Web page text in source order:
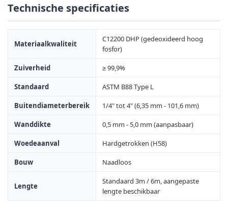
Technische specificaties
Materiaalkwaliteit
C12200 DHP (gedeoxideerd hoog
fosfor)
Zuiverheid ≥ 99,9%
Standaard ASTM B88 Type L
Buitendiameterbereik 1/4" tot 4" (6,35 mm - 101,6 mm)
Wanddikte 0,5 mm - 5,0 mm (aanpasbaar)
Woedeaanval Hardgetrokken (H58)
Bouw Naadloos
Lengte
Standaard 3m / 6m, aangepaste
lengte beschikbaar